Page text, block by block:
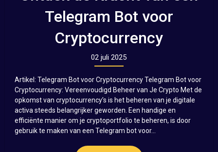
Telegram Bot voor
Cryptocurrency
02 juli 2025
Artikel: Telegram Bot voor Cryptocurrency Telegram Bot voor
Cryptocurrency: Vereenvoudigd Beheer van Je Crypto Met de
opkomst van cryptocurrency’s is het beheren van je digitale
activa steeds belangrijker geworden. Een handige en
efficiënte manier om je cryptoportfolio te beheren, is door
gebruik te maken van een Telegram bot voor...